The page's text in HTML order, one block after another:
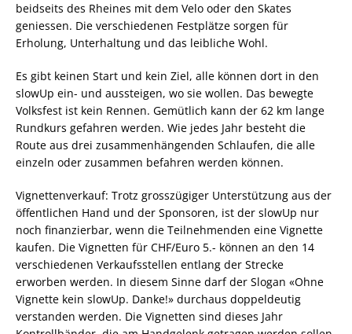
beidseits des Rheines mit dem Velo oder den Skates
geniessen. Die verschiedenen Festplätze sorgen für
Erholung, Unterhaltung und das leibliche Wohl.
Es gibt keinen Start und kein Ziel, alle können dort in den
slowUp ein- und aussteigen, wo sie wollen. Das bewegte
Volksfest ist kein Rennen. Gemütlich kann der 62 km lange
Rundkurs gefahren werden. Wie jedes Jahr besteht die
Route aus drei zusammenhängenden Schlaufen, die alle
einzeln oder zusammen befahren werden können.
Vignettenverkauf: Trotz grosszügiger Unterstützung aus der
öffentlichen Hand und der Sponsoren, ist der slowUp nur
noch finanzierbar, wenn die Teilnehmenden eine Vignette
kaufen. Die Vignetten für CHF/Euro 5.- können an den 14
verschiedenen Verkaufsstellen entlang der Strecke
erworben werden. In diesem Sinne darf der Slogan «Ohne
Vignette kein slowUp. Danke!» durchaus doppeldeutig
verstanden werden. Die Vignetten sind dieses Jahr